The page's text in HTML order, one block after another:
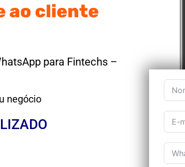
ao cliente
para Fintechs –
negócio